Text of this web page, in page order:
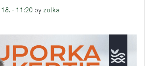
- 11:20 by zolka